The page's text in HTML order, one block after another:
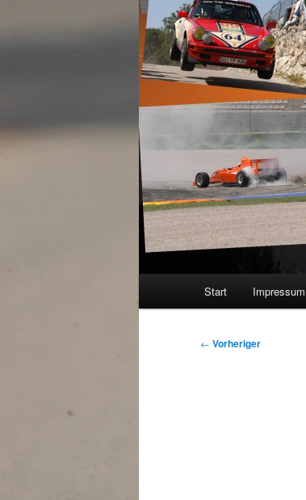
Start Impressum
Beitragsnavigation
← Vorheriger